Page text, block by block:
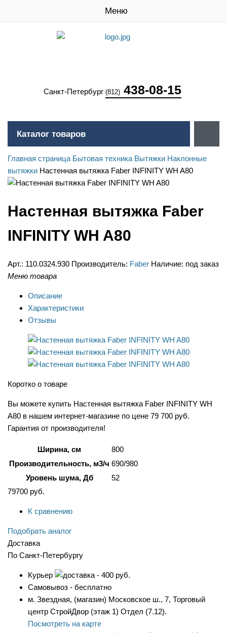
Меню
Санкт-Петербург (812) 438-08-15
Каталог товаров
Главная страница Бытовая техника Вытяжки Наклонные
вытяжки Настенная вытяжка Faber INFINITY WH A80
Настенная вытяжка Faber
INFINITY WH A80
Арт.: 110.0324.930 Производитель: Faber Наличие: под заказ
Меню товара
Описание
Характеристики
Отзывы
Коротко о товаре
Вы можете купить Настенная вытяжка Faber INFINITY WH
A80 в нашем интернет-магазине по цене 79 700 руб.
Гарантия от производителя!
Ширина, см
800
Производительность, м3/ч 690/980
Уровень шума, Дб
52
79700 руб.
К сравнению
Подобрать аналог
Доставка
По Санкт-Петербургу
Курьер
- 400 руб.
Самовывоз - бесплатно
м. Звездная, (магазин) Московское ш., 7, Торговый
центр СтройДвор (этаж 1) Отдел (7.12).
Посмотреть на карте